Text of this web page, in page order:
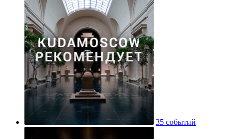
35 событий